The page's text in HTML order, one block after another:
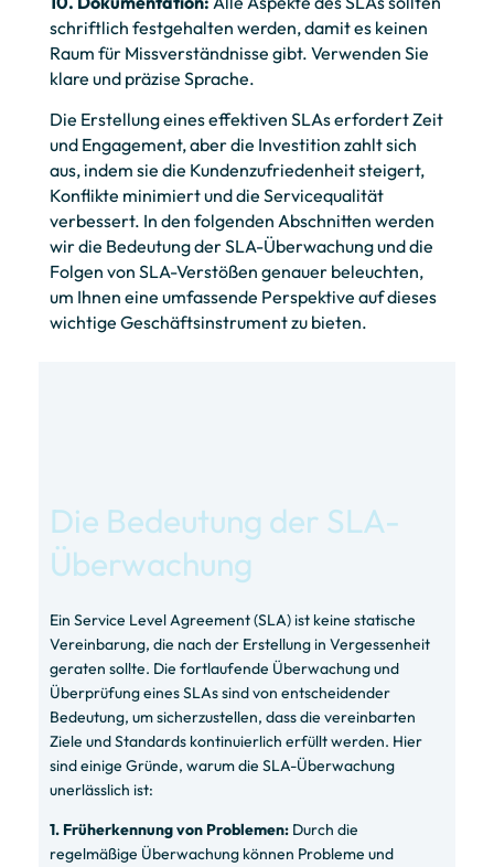
schriftlich festgehalten werden, damit es keinen
Raum für Missverständnisse gibt. Verwenden Sie
klare und präzise Sprache.
Die Erstellung eines effektiven SLAs erfordert Zeit
und Engagement, aber die Investition zahlt sich
aus, indem sie die Kundenzufriedenheit steigert,
Konflikte minimiert und die Servicequalität
verbessert. In den folgenden Abschnitten werden
wir die Bedeutung der SLA-Überwachung und die
Folgen von SLA-Verstößen genauer beleuchten,
um Ihnen eine umfassende Perspektive auf dieses
wichtige Geschäftsinstrument zu bieten.
Die Bedeutung der SLA-
Überwachung
Ein Service Level Agreement (SLA) ist keine statische
Vereinbarung, die nach der Erstellung in Vergessenheit
geraten sollte. Die fortlaufende Überwachung und
Überprüfung eines SLAs sind von entscheidender
Bedeutung, um sicherzustellen, dass die vereinbarten
Ziele und Standards kontinuierlich erfüllt werden. Hier
sind einige Gründe, warum die SLA-Überwachung
unerlässlich ist:
1. Früherkennung von Problemen: Durch die
regelmäßige Überwachung können Probleme und